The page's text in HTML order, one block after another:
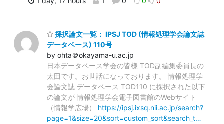
採択論文一覧： IPSJ TOD (情報処理学会論文誌
データベース) 110号
by ohta＠okayama-u.ac.jp
日本データベース学会の皆様 TOD副編集委員長の
太田です。お世話になっております。 情報処理学
会論文誌 データベース TOD110 に採択された以下
の論文が 情報処理学会電子図書館のWebサイト
（情報学広場） https://ipsj.ixsq.nii.ac.jp/search?
page=1&size=20&sort=custom_sort&search_t…